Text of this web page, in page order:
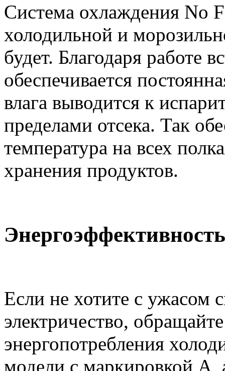
Система охлаждения No
холодильной и
будет. Благодаря работе
обеспечивается
влага выводится к
пределами отсека. Так
температура на всех
хранения продуктов.
Энергоэффективность
Если не хотите с ужасом
электричество,
энергопотребления
модели с маркировкой